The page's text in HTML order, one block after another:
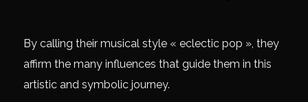
By calling their musical style « eclectic pop », they
affirm the many influences that guide them in this
artistic and symbolic journey.